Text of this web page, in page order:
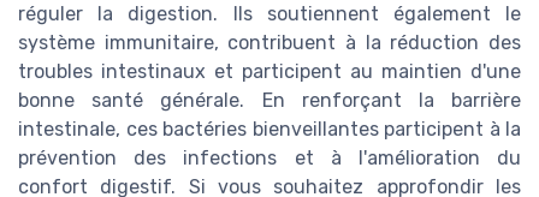
réguler la digestion. Ils soutiennent également le
système immunitaire, contribuent à la réduction des
troubles intestinaux et participent au maintien d'une
bonne santé générale. En renforçant la barrière
intestinale, ces bactéries bienveillantes participent à la
prévention des infections et à l'amélioration du
confort digestif. Si vous souhaitez approfondir les